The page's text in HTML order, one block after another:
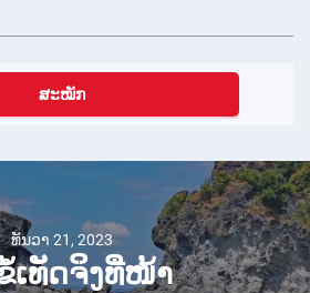
ສະໝັກ
ທັນວາ 21, 2023
ເທັດຈິງທີ່ໜ້າ